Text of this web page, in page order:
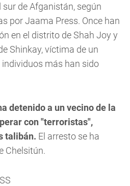
de Afganistán, según
por Jaama Press. Once han
en el distrito de Shah Joy y
Shinkay, víctima de un
más han sido
detenido a un vecino de la
con "terroristas",
talibán. El arresto se ha
Chelsitún.